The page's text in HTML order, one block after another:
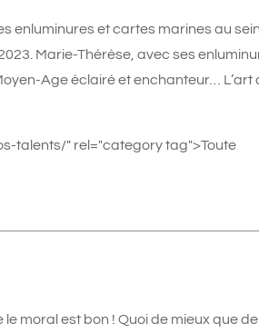
enluminures et cartes marines au
Marie-Thérèse, avec ses
Age éclairé et enchanteur… L’art
talents/" rel="category tag">Toute
moral est bon ! Quoi de mieux que